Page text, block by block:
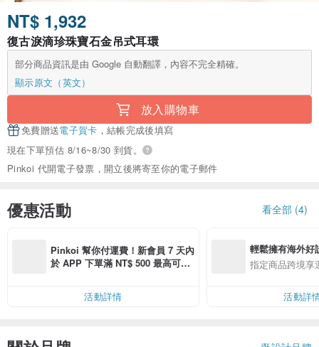
NT$ 1,932
復古淚滴珍珠寶石金吊式耳環
部分商品資訊是由 Google 自動翻譯，內容不完全精確。
顯示原文（英文）
放入購物車
免費贈送電子賀卡 ，結帳完成後填寫
現在下單預估 8/16~8/30 到貨。
Pinkoi 代開電子發票，開立後將寄至你的電子郵件
優惠活動 看全部 (4)
Pinkoi 幫你付運費！新會員 7 天內
於 APP 下單滿 NT$ 500 最高可折
活動詳情
輕鬆擁有海外好
指定商品跨境享
活動詳